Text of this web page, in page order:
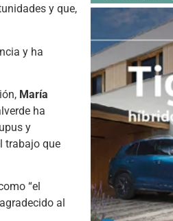
y que,
y ha
María
ha
y
trabajo que
“el
al